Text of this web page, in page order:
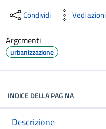
Condividi Vedi azioni
Argomenti
urbanizzazione
INDICE DELLA PAGINA
Descrizione